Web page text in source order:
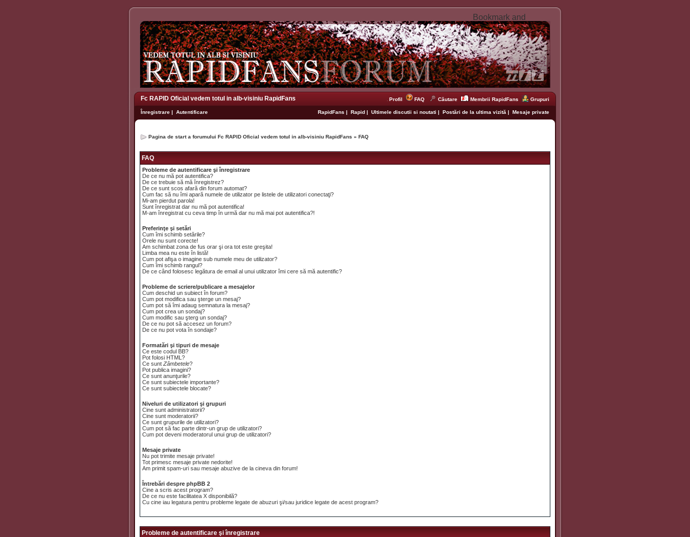
Fc RAPID Oficial vedem totul in alb-visiniu RapidFans Profil FAQ Căutare Membrii RapidFans Grupuri
Înregistrare | Autentificare RapidFans | Rapid | Ultimele discutii si noutati | Postări de la ultima vizită | Mesaje private
Pagina de start a forumului Fc RAPID Oficial vedem totul in alb-visiniu RapidFans » FAQ
FAQ
Probleme de autentificare şi înregistrare
De ce nu mă pot autentifica?
De ce trebuie să mă înregistrez?
De ce sunt scos afară din forum automat?
Cum fac să nu îmi apară numele de utilizator pe listele de utilizatori conectaţi?
Mi-am pierdut parola!
Sunt înregistrat dar nu mă pot autentifica!
M-am înregistrat cu ceva timp în urmă dar nu mă mai pot autentifica?!
Preferinţe şi setări
Cum îmi schimb setările?
Orele nu sunt corecte!
Am schimbat zona de fus orar şi ora tot este greşita!
Limba mea nu este în listă!
Cum pot afişa o imagine sub numele meu de utilizator?
Cum îmi schimb rangul?
De ce când folosesc legătura de email al unui utilizator îmi cere să mă autentific?
Probleme de scriere/publicare a mesajelor
Cum deschid un subiect în forum?
Cum pot modifica sau şterge un mesaj?
Cum pot să îmi adaug semnatura la mesaj?
Cum pot crea un sondaj?
Cum modific sau şterg un sondaj?
De ce nu pot să accesez un forum?
De ce nu pot vota în sondaje?
Formatări şi tipuri de mesaje
Ce este codul BB?
Pot folosi HTML?
Ce sunt Zâmbetele?
Pot publica imagini?
Ce sunt anunţurile?
Ce sunt subiectele importante?
Ce sunt subiectele blocate?
Niveluri de utilizatori şi grupuri
Cine sunt administratorii?
Cine sunt moderatorii?
Ce sunt grupurile de utilizatori?
Cum pot să fac parte dintr-un grup de utilizatori?
Cum pot deveni moderatorul unui grup de utilizatori?
Mesaje private
Nu pot trimite mesaje private!
Tot primesc mesaje private nedorite!
Am primit spam-uri sau mesaje abuzive de la cineva din forum!
Întrebări despre phpBB 2
Cine a scris acest program?
De ce nu este facilitatea X disponibilă?
Cu cine iau legatura pentru probleme legate de abuzuri şi/sau juridice legate de acest program?
Probleme de autentificare şi înregistrare